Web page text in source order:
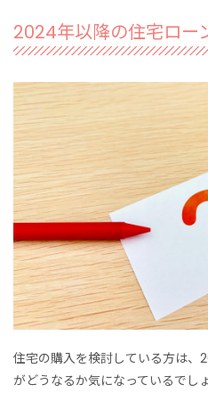
2024年以降の住宅ロー
住宅の購入を検討している方は、
がどうなるか気になっているでし